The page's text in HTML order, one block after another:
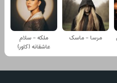
مرسا - ماسک
ملکه - سلام
عاشقانه (کاور)